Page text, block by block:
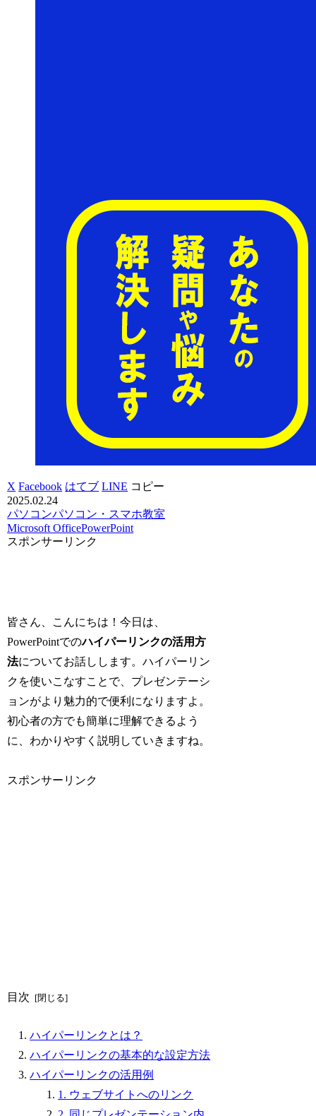
X Facebook はてブ LINE コピー
2025.02.24
パソコンパソコン・スマホ教室
Microsoft OfficePowerPoint
スポンサーリンク
皆さん、こんにちは！今日は、
PowerPointでのハイパーリンクの活用方
法についてお話しします。ハイパーリン
クを使いこなすことで、プレゼンテーシ
ョンがより魅力的で便利になりますよ。
初心者の方でも簡単に理解できるよう
に、わかりやすく説明していきますね。
スポンサーリンク
目次
ハイパーリンクとは？
ハイパーリンクの基本的な設定方法
ハイパーリンクの活用例
1. ウェブサイトへのリンク